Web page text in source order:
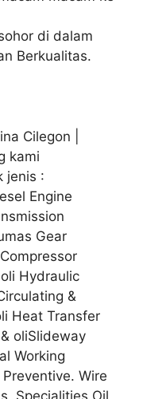
di dalam
Berkualitas.
Cilegon |
kami
jenis :
Engine
Gear
Hydraulic
&
Heat Transfer
oliSlideway
Working
Wire